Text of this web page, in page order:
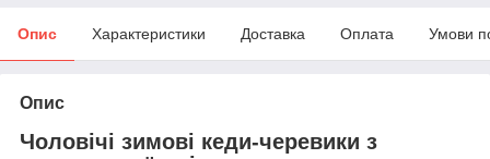
Опис Характеристики Доставка Оплата Умови
Опис
Чоловічі зимові кеди-черевики з